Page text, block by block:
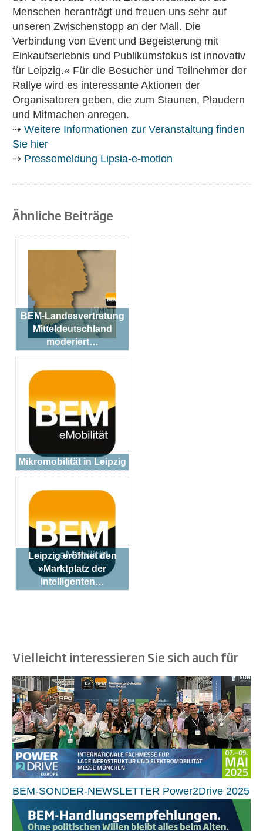
Menschen heranträgt und freuen uns sehr auf
unseren Zwischenstopp an der Mall. Die
Verbindung von Event und Begeisterung mit
Einkaufserlebnis und Publikumsfokus ist innovativ
für Leipzig.« Für die Besucher und Teilnehmer der
Rallye wird es interessante Aktionen der
Organisatoren geben, die zum Staunen, Plaudern
und Mitmachen anregen.
⇢ Weitere Informationen zur Veranstaltung finden
Sie hier
⇢ Pressemeldung Lipsia-e-motion
Ähnliche Beiträge
BEM-Landesvertretung
Mitteldeutschland
moderiert…
Mikromobilität in Leipzig
Leipzig eröffnet den
»Marktplatz der
intelligenten…
Vielleicht interessieren Sie sich auch für
BEM-SONDER-NEWSLETTER Power2Drive 2025